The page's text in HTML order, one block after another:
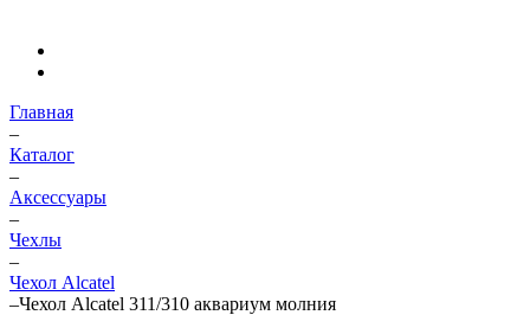
Главная
–
Каталог
–
Аксессуары
–
Чехлы
–
Чехол Alcatel
–Чехол Alcatel 311/310 аквариум молния